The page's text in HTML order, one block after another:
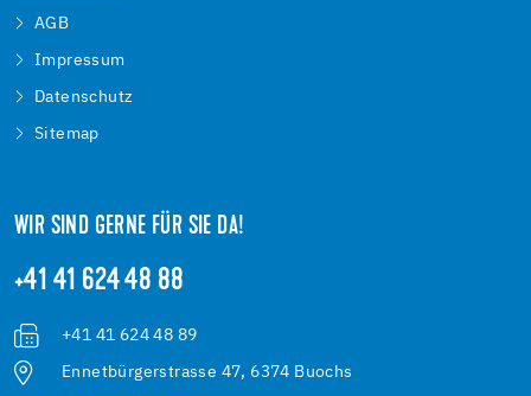
AGB
Impressum
Datenschutz
Sitemap
WIR SIND GERNE FÜR SIE DA!
+41 41 624 48 88
+41 41 624 48 89
Ennetbürgerstrasse 47, 6374 Buochs